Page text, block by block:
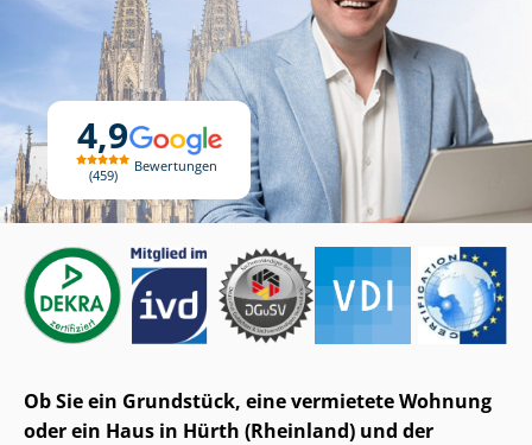
4,9
459
Bewertungen
Ob Sie ein Grundstück, eine vermietete Wohnung
oder ein Haus in Hürth (Rheinland) und der